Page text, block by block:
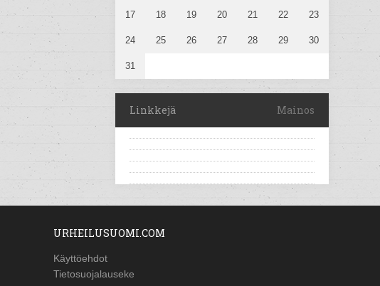
17 18 19 20 21 22 23
24 25 26 27 28 29 30
31
Linkkejä Mainos
URHEILUSUOMI.COM
Käyttöehdot
Tietosuojalauseke